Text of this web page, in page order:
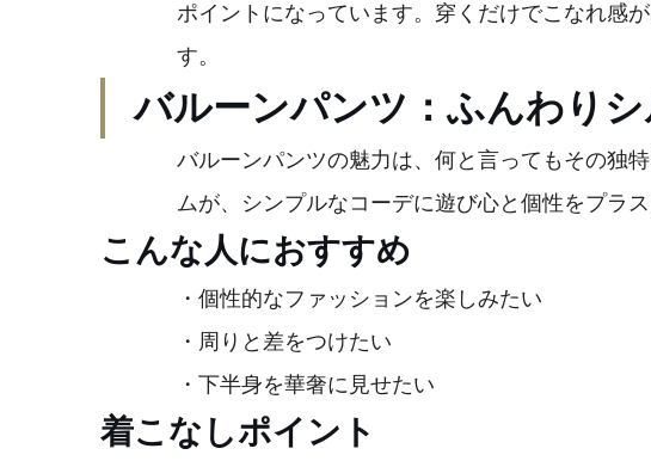
ポイントになっています。穿くだけでこなれ感
す。
バルーンパンツ：ふんわり
バルーンパンツの魅力は、何と言ってもその独
ムが、シンプルなコーデに遊び心と個性をプラス
こんな人におすすめ
・個性的なファッションを楽しみたい
・周りと差をつけたい
・下半身を華奢に見せたい
着こなしポイント